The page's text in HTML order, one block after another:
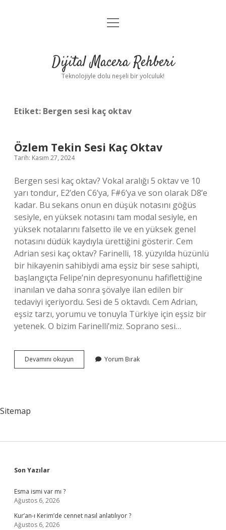
Anasayfa
Yasal Uyarı
menüyü
Dijital Macera Rehberi
Teknolojiyle dolu neşeli bir yolculuk!
Etiket: Bergen sesi kaç oktav
Özlem Tekin Sesi Kaç Oktav
Tarih: Kasım 27, 2024
Bergen sesi kaç oktav? Vokal aralığı 5 oktav ve 10
yarı tondur, E2’den C6’ya, F#6’ya ve son olarak D8’e
kadar. Bu sekans onun en düşük notasını göğüs
sesiyle, en yüksek notasını tam modal sesiyle, en
yüksek notalarını falsetto ile ve en yüksek genel
notasını düdük kaydıyla ürettiğini gösterir. Cem
Adrian sesi kaç oktav? Farinelli, 18. yüzyılda hüzünlü
bir hikayenin sahibiydi ama eşsiz bir sese sahipti,
başlangıçta Felipe’nin depresyonunu hafiflettiğine
inanılan ve daha sonra şövalye ilan edilen bir
tedaviyi içeriyordu. Sesi de 5 oktavdı. Cem Adrian,
eşsiz tarzı, yorumu ve tonuyla Türkiye için eşsiz bir
yetenek. O bizim Farinelli’miz. Soprano sesi…
Devamını okuyun
Tekin
Yorum Bırak
Sitemap
Sidebar
Son Yazılar
Esma ismi var mı ?
Ağustos 6, 2026
Kur’an-ı Kerim’de cennet nasıl anlatılıyor ?
Ağustos 6, 2026